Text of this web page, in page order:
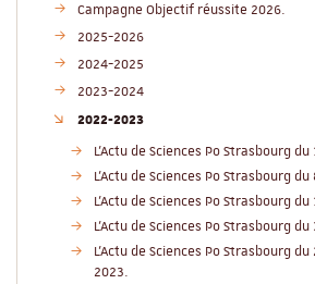
Campagne Objectif réussite 2026.
2025-2026
2024-2025
2023-2024
2022-2023
L'Actu de Sciences Po Strasbourg
L'Actu de Sciences Po Strasbourg
L'Actu de Sciences Po Strasbourg
L'Actu de Sciences Po Strasbourg
L'Actu de Sciences Po Strasbourg
2023.